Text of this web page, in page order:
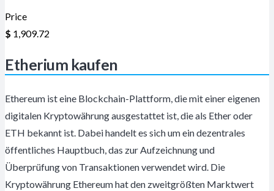
Price
$ 1,909.72
Etherium kaufen
Ethereum ist eine Blockchain-Plattform, die mit einer eigenen
digitalen Kryptowährung ausgestattet ist, die als Ether oder
ETH bekannt ist. Dabei handelt es sich um ein dezentrales
öffentliches Hauptbuch, das zur Aufzeichnung und
Überprüfung von Transaktionen verwendet wird. Die
Kryptowährung Ethereum hat den zweitgrößten Marktwert